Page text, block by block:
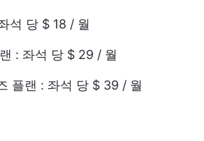
석 당 $ 18 / 월
: 좌석 당 $ 29 / 월
플랜 : 좌석 당 $ 39 / 월